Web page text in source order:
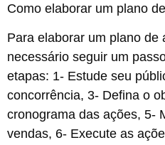
Como elaborar um plano
Para elaborar um plano de
necessário seguir um
etapas: 1- Estude seu
concorrência, 3- Defina o
cronograma das ações, 5-
vendas, 6- Execute as